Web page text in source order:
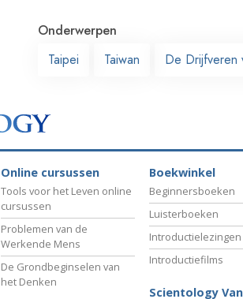
Onderwerpen
Taipei
Taiwan De Drijfveren
Online cursussen
Tools voor het Leven online
cursussen
Problemen van de
Werkende Mens
De Grondbeginselen van
het Denken
Boekwinkel
Beginnersboeken
Luisterboeken
Introductielezingen
Introductiefilms
Scientology